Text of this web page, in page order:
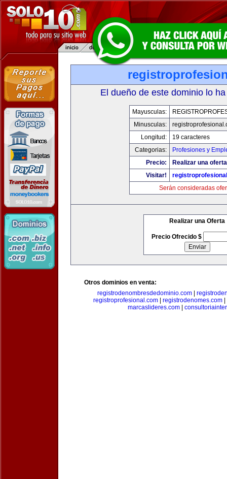
El dueño de este dominio lo
Mayusculas:
Minusculas:
Longitud:
19 caracteres
Categorias:
Profesiones y
Precio:
Realizar una
Visitar!
Serán consideradas
Realizar una Oferta
Precio Ofrecido $
Otros dominios en venta:
registrodenombresdedominio.com|
registroprofesional.com| registrodenomes.com|
marcaslideres.com|